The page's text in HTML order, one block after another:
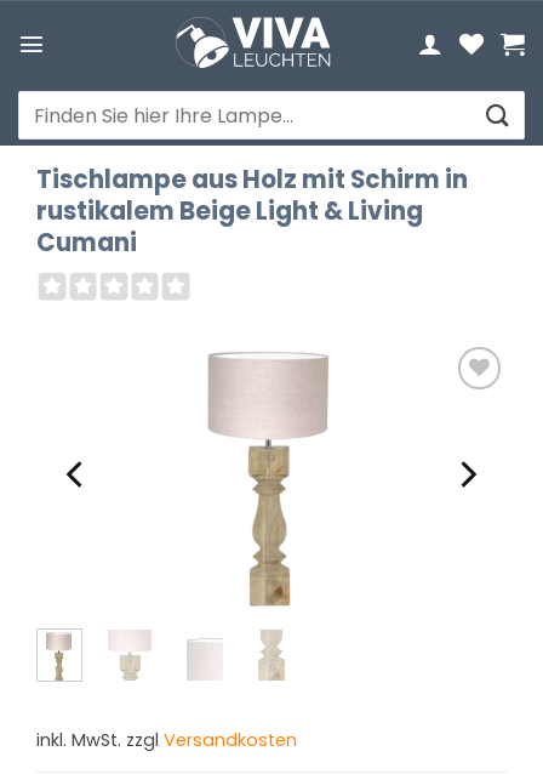
Inhalt
Suchen
nach:
Tischlampe aus Holz mit Schirm in
rustikalem Beige Light & Living
Cumani
inkl. MwSt. zzgl Versandkosten